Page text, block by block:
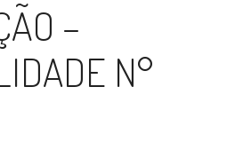
–
N°